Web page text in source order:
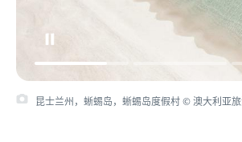
昆士兰州，蜥蜴岛，蜥蜴岛度假村 © 澳大利亚